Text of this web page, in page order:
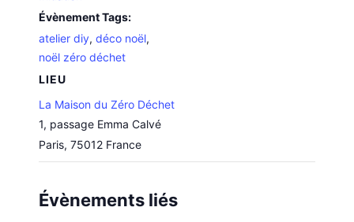
Évènement Tags:
atelier diy,déco noël,
noël zéro déchet
LIEU
La Maison du Zéro Déchet
1, passage Emma Calvé
Paris, 75012 France
Évènements liés